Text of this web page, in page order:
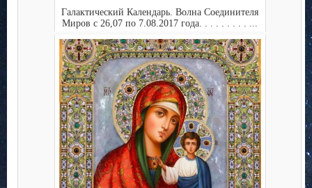
Галактический Календарь. Волна Соединителя
Миров с 26,07 по 7.08.2017 года. . . . . . . . . ...